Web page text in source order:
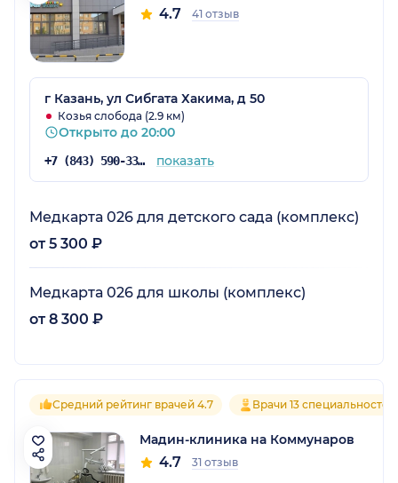
4.7 41 отзыв
г Казань, ул Сибгата Хакима, д 50
Козья слобода (2.9 км)
Открыто до 20:00
+7 (843) 590-33-33 показать
Медкарта 026 для детского сада (комплекс)
от 5 300 ₽
Медкарта 026 для школы (комплекс)
от 8 300 ₽
Средний рейтинг врачей 4.7 Врачи 13 специальностей
Мадин-клиника на Коммунаров
4.7 31 отзыв